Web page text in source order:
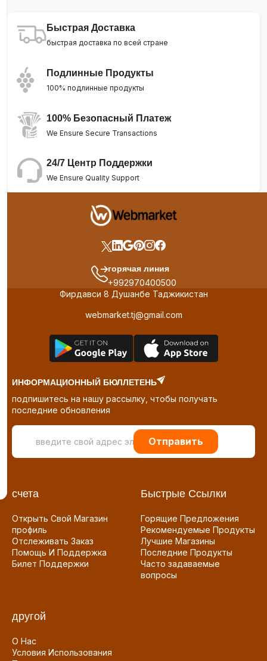
Быстрая Доставка
быстрая доставка по всей стране
Подлинные Продукты
100% подлинные продукты
100% Безопасный Платеж
We Ensure Secure Transactions
24/7 Центр Поддержки
We Ensure Quality Support
горячая линия
+992970400500
Фирдавси 8 Душанбе Таджикистан
webmarket.tj@gmail.com
ИНФОРМАЦИОННЫЙ БЮЛЛЕТЕНЬ
подпишитесь на нашу рассылку, чтобы получать
последние обновления
Отправить
счета
Открыть Свой Магазин
профиль
Отслеживать Заказ
Помощь И Поддержка
Билет Поддержки
Быстрые Ссылки
Горящие Предложения
Рекомендуемые Продукты
Лучшие Магазины
Последние Продукты
Часто задаваемые
вопросы
другой
О Нас
Условия Использования